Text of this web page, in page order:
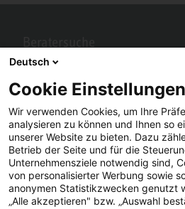
Berater in Ihrer Nähe gesucht? Mit
Facebook
Deutsch
Cookie Einstellungen
Wir verwenden Cookies, um Ihre
analysieren zu können und Ihnen so
unserer Website zu bieten. Dazu
Betrieb der Seite und für die
Unternehmensziele notwendig sind,
von personalisierter Werbung sowie
anonymen Statistikzwecken genutzt
„Alle akzeptieren" bzw. „Auswahl